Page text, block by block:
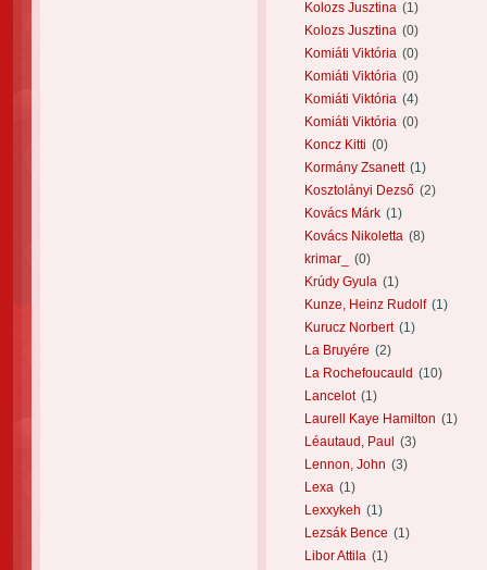
Kolozs Jusztina (1)
Kolozs Jusztina (0)
Komiáti Viktória (0)
Komiáti Viktória (0)
Komiáti Viktória (4)
Komiáti Viktória (0)
Koncz Kitti (0)
Kormány Zsanett (1)
Kosztolányi Dezső (2)
Kovács Márk (1)
Kovács Nikoletta (8)
krimar_
(0)
Krúdy Gyula (1)
Kunze, Heinz Rudolf (1)
Kurucz Norbert (1)
La Bruyére (2)
La Rochefoucauld (10)
Lancelot (1)
Laurell Kaye Hamilton (1)
Léautaud, Paul
(3)
Lennon, John (3)
Lexa (1)
Lexxykeh (1)
Lezsák Bence (1)
Libor Attila (1)